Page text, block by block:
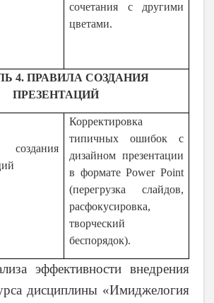
сочетания с другими
цветами.
4. ПРАВИЛА СОЗДАНИЯ
ПРЕЗЕНТАЦИЙ
создания
Корректировка
типичных ошибок с
дизайном презентации
в формате Power Point
(перегрузка слайдов,
расфокусировка,
творческий
беспорядок).
эффективности внедрения
дисциплины «Имиджелогия